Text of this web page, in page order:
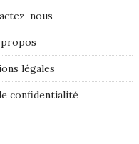
nous
légales
confidentialité